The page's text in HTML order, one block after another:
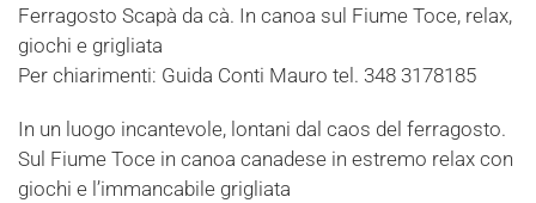
Ferragosto Scapà da cà. In canoa sul Fiume Toce, relax,
giochi e grigliata
Per chiarimenti: Guida Conti Mauro tel. 348 3178185
In un luogo incantevole, lontani dal caos del ferragosto.
Sul Fiume Toce in canoa canadese in estremo relax con
giochi e l’immancabile grigliata